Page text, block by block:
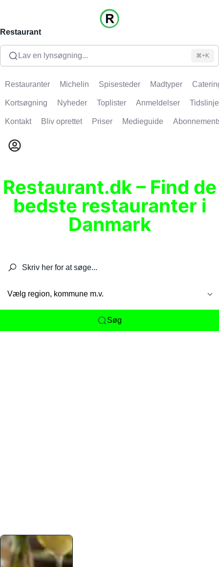
Restaurant
Lav en lynsøgning... ⌘+K
Restauranter Michelin Spisesteder Madtyper
Kortsøgning Nyheder Toplister Anmeldelser Tidslinje
Kontakt Bliv oprettet Priser Medieguide
Restaurant.dk – Find de
bedste restauranter i
Danmark
Vælg region, kommune m.v.
Søg